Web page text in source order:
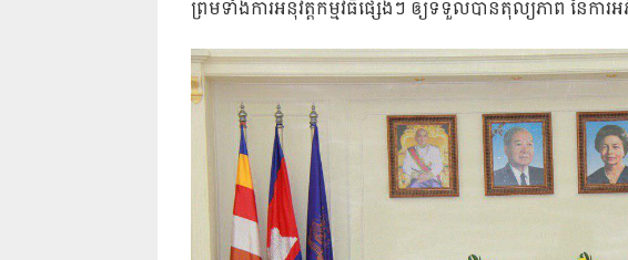
ព្រមទាំងការអនុវត្តកម្មវិធីផ្សេងៗ ឲ្យទទួលបានតុល្យភាព នៃកា